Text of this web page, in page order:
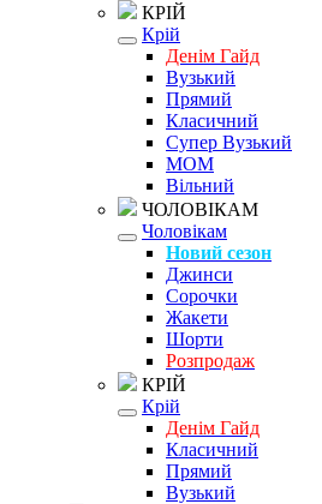
КРІЙ
Крій
Денім Гайд
Вузький
Прямий
Класичний
Супер Вузький
MOM
Вільний
ЧОЛОВІКАМ
Чоловікам
Новий сезон
Джинси
Сорочки
Жакети
Шорти
Розпродаж
КРІЙ
Крій
Денім Гайд
Класичний
Прямий
Вузький